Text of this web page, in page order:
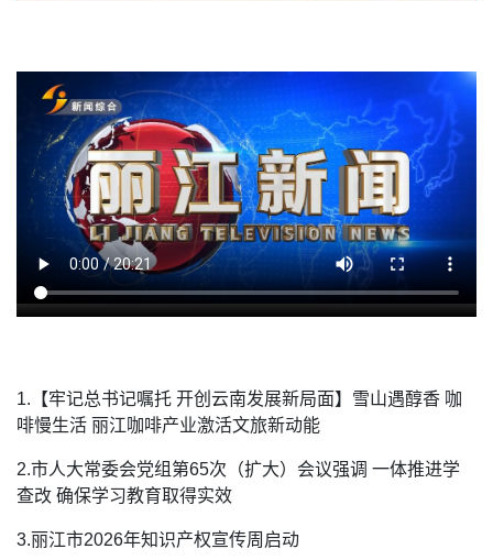
1.【牢记总书记嘱托 开创云南发展新局面】雪山遇醇香 咖
啡慢生活 丽江咖啡产业激活文旅新动能
2.市人大常委会党组第65次（扩大）会议强调 一体推进学
查改 确保学习教育取得实效
3.丽江市2026年知识产权宣传周启动